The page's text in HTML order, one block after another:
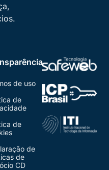
de uso
de
de
de
de
CD